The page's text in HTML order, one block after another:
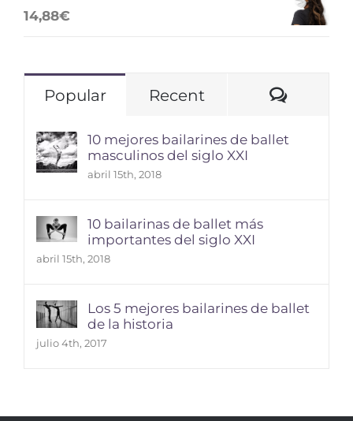
14,88€
Popular Recent
10 mejores bailarines de ballet
masculinos del siglo XXI
abril 15th, 2018
10 bailarinas de ballet más
importantes del siglo XXI
abril 15th, 2018
Los 5 mejores bailarines de ballet
de la historia
julio 4th, 2017